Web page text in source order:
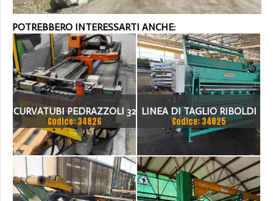
POTREBBERO INTERESSARTI ANCHE:
CURVATUBI PEDRAZZOLI 32
- 3 ASSI CNC
Codice: 34826
LINEA DI TAGLIO RIBOLDI
1500 X 2MM
Codice: 34825